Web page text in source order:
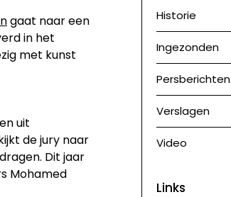
gaat naar een
in het
met kunst
uit
de jury naar
Dit jaar
Mohamed
Historie
Ingezonden
Persberichten
Verslagen
Video
Links